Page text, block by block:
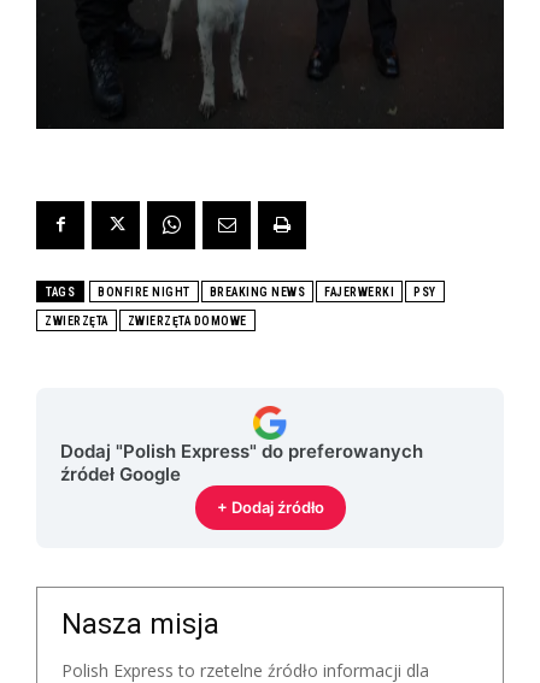
TAGS BONFIRE NIGHT BREAKING NEWS FAJERWERKI PSY
ZWIERZĘTA ZWIERZĘTA DOMOWE
Dodaj "Polish Express" do preferowanych
źródeł Google
+ Dodaj źródło
Nasza misja
Polish Express to rzetelne źródło informacji dla